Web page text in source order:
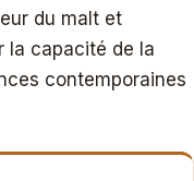
du malt et
la capacité de la
contemporaines